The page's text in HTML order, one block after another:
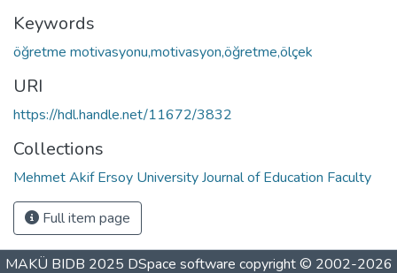
Keywords
öğretme motivasyonu,motivasyon,öğretme,ölçek
URI
https://hdl.handle.net/11672/3832
Collections
Mehmet Akif Ersoy University Journal of Education Faculty
Full item page
MAKÜ BIDB 2025 DSpace software copyright © 2002-2026